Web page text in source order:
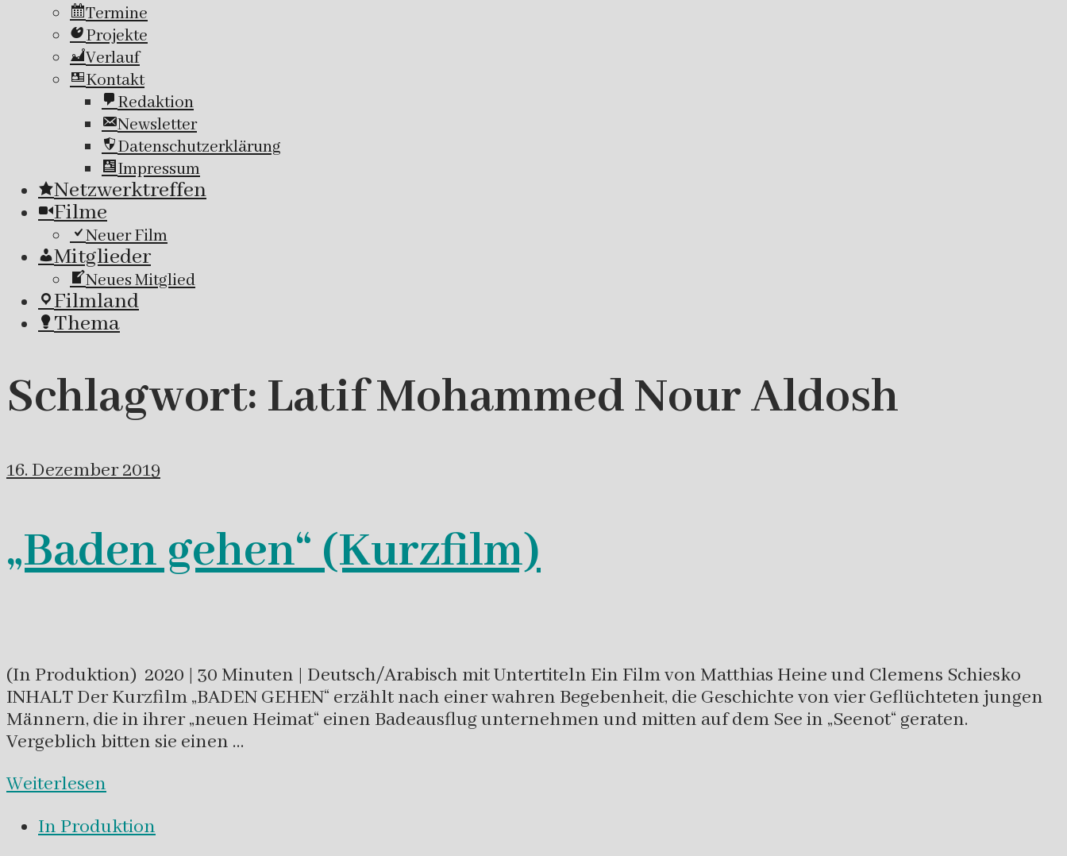
Termine
Projekte
Verlauf
Kontakt
Redaktion
Newsletter
Datenschutzerklärung
Impressum
Netzwerktreffen
Filme
Neuer Film
Mitglieder
Neues Mitglied
Filmland
Thema
Schlagwort: Latif Mohammed Nour Aldosh
16. Dezember 2019
„Baden gehen“ (Kurzfilm)
(In Produktion) 2020 | 30 Minuten | Deutsch/Arabisch mit Untertiteln Ein Film von Matthias Heine und Clemens Schiesko
INHALT Der Kurzfilm „BADEN GEHEN“ erzählt nach einer wahren Begebenheit, die Geschichte von vier Geflüchteten jungen
Männern, die in ihrer „neuen Heimat“ einen Badeausflug unternehmen und mitten auf dem See in „Seenot“ geraten.
Vergeblich bitten sie einen …
Weiterlesen
In Produktion